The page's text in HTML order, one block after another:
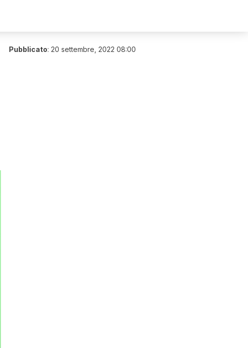
Pubblicato: 20 settembre, 2022 08:00